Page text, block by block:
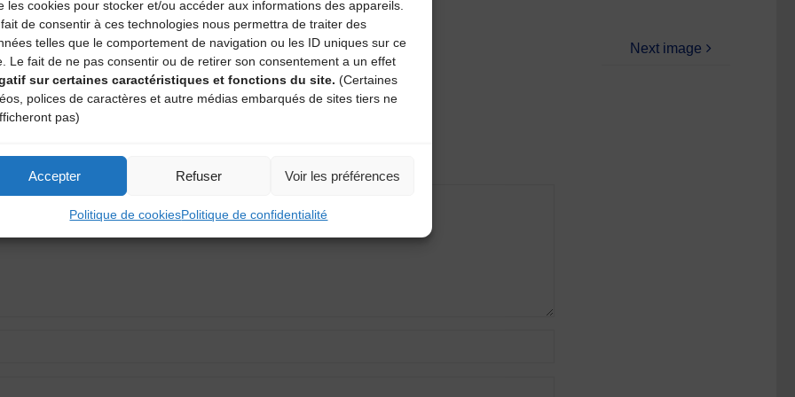
les cookies pour stocker et/ou accéder aux informations des appareils.
de consentir à ces technologies nous permettra de traiter des
telles que le comportement de navigation ou les ID uniques sur ce
Le fait de ne pas consentir ou de retirer son consentement a un effet
sur certaines caractéristiques et fonctions du site. (Certaines
polices de caractères et autre médias embarqués de sites tiers ne
pas)
Accepter Refuser Voir les préférences
Politique de cookiesPolitique de confidentialité
Next image
sont indiqués avec